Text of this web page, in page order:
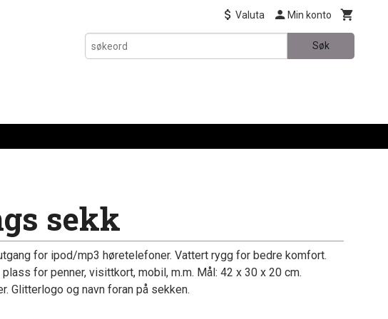
Valuta Min konto
Søk
sekk
for ipod/mp3 høretelefoner. Vattert rygg for bedre komfort.
plass for penner, visittkort, mobil, m.m. Mål: 42 x 30 x 20 cm.
Glitterlogo og navn foran på sekken.